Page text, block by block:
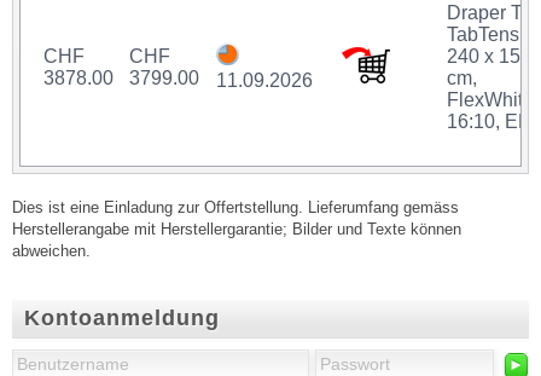
Kontoanmeldung
►
CHF
3878.00
CHF
3799.00
11.09.2026
Draper
240 x 150
cm,
FlexWhite,
16:10, ER
Dies ist eine Einladung zur Offertstellung. Lieferumfang gemäss
Herstellerangabe mit Herstellergarantie; Bilder und Texte können
abweichen.